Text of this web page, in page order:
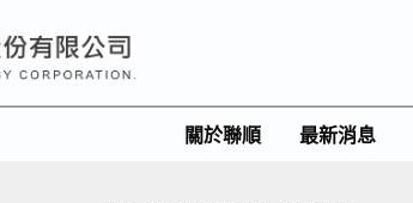
關於聯順 最新消息